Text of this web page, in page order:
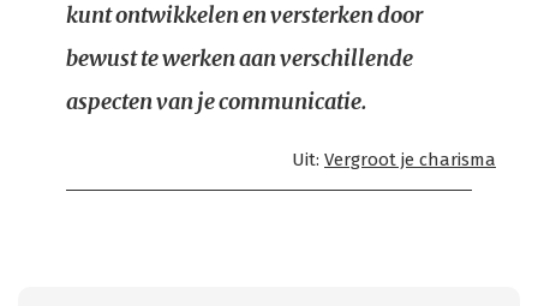
kunt ontwikkelen en versterken door
bewust te werken aan verschillende
aspecten van je communicatie.
Uit: Vergroot je charisma